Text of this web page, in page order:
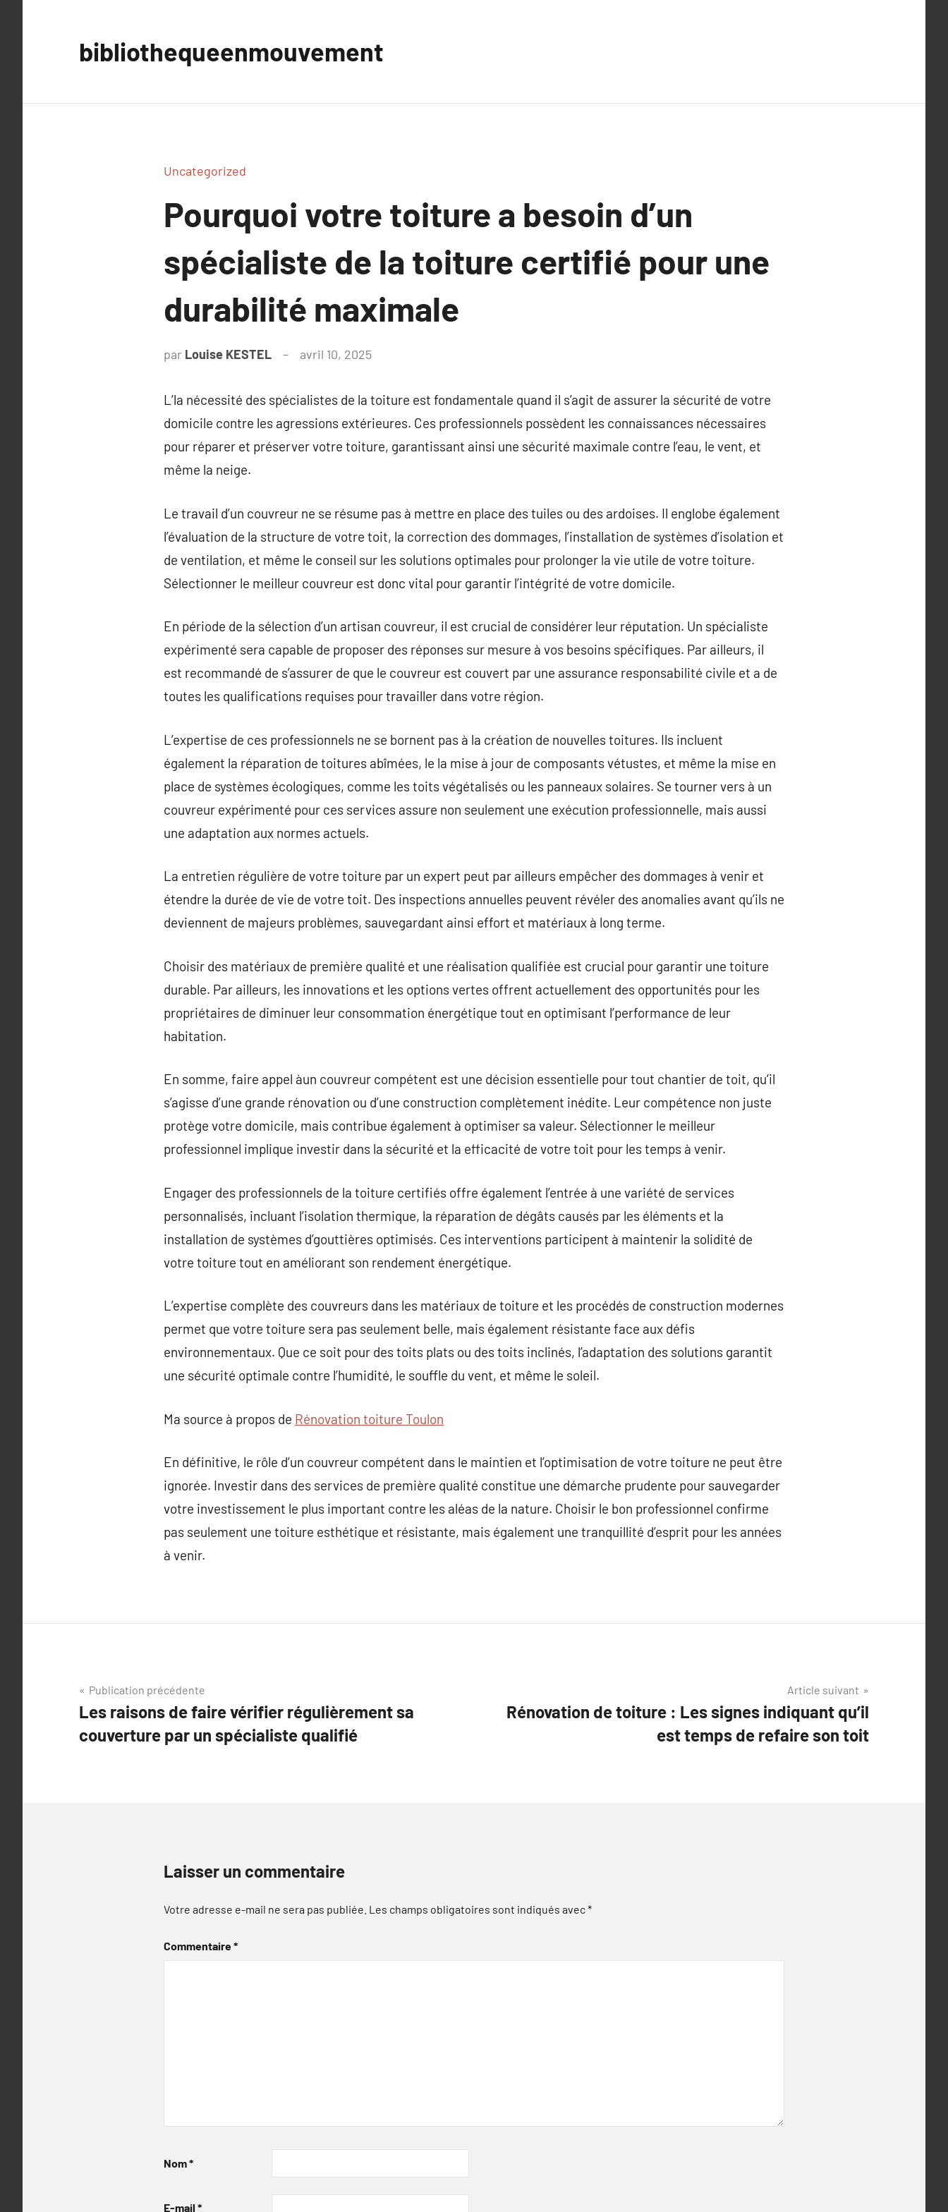
bibliothequeenmouvement
Uncategorized
Pourquoi votre toiture a besoin d’un
spécialiste de la toiture certifié pour une
durabilité maximale
par Louise KESTEL avril 10, 2025
L’la nécessité des spécialistes de la toiture est fondamentale quand il s’agit de assurer la sécurité de votre
domicile contre les agressions extérieures. Ces professionnels possèdent les connaissances nécessaires
pour réparer et préserver votre toiture, garantissant ainsi une sécurité maximale contre l’eau, le vent, et
même la neige.
Le travail d’un couvreur ne se résume pas à mettre en place des tuiles ou des ardoises. Il englobe également
l’évaluation de la structure de votre toit, la correction des dommages, l’installation de systèmes d’isolation et
de ventilation, et même le conseil sur les solutions optimales pour prolonger la vie utile de votre toiture.
Sélectionner le meilleur couvreur est donc vital pour garantir l’intégrité de votre domicile.
En période de la sélection d’un artisan couvreur, il est crucial de considérer leur réputation. Un spécialiste
expérimenté sera capable de proposer des réponses sur mesure à vos besoins spécifiques. Par ailleurs, il
est recommandé de s’assurer de que le couvreur est couvert par une assurance responsabilité civile et a de
toutes les qualifications requises pour travailler dans votre région.
L’expertise de ces professionnels ne se bornent pas à la création de nouvelles toitures. Ils incluent
également la réparation de toitures abîmées, le la mise à jour de composants vétustes, et même la mise en
place de systèmes écologiques, comme les toits végétalisés ou les panneaux solaires. Se tourner vers à un
couvreur expérimenté pour ces services assure non seulement une exécution professionnelle, mais aussi
une adaptation aux normes actuels.
La entretien régulière de votre toiture par un expert peut par ailleurs empêcher des dommages à venir et
étendre la durée de vie de votre toit. Des inspections annuelles peuvent révéler des anomalies avant qu’ils ne
deviennent de majeurs problèmes, sauvegardant ainsi effort et matériaux à long terme.
Choisir des matériaux de première qualité et une réalisation qualifiée est crucial pour garantir une toiture
durable. Par ailleurs, les innovations et les options vertes offrent actuellement des opportunités pour les
propriétaires de diminuer leur consommation énergétique tout en optimisant l’performance de leur
habitation.
En somme, faire appel àun couvreur compétent est une décision essentielle pour tout chantier de toit, qu’il
s’agisse d’une grande rénovation ou d’une construction complètement inédite. Leur compétence non juste
protège votre domicile, mais contribue également à optimiser sa valeur. Sélectionner le meilleur
professionnel implique investir dans la sécurité et la efficacité de votre toit pour les temps à venir.
Engager des professionnels de la toiture certifiés offre également l’entrée à une variété de services
personnalisés, incluant l’isolation thermique, la réparation de dégâts causés par les éléments et la
installation de systèmes d’gouttières optimisés. Ces interventions participent à maintenir la solidité de
votre toiture tout en améliorant son rendement énergétique.
L’expertise complète des couvreurs dans les matériaux de toiture et les procédés de construction modernes
permet que votre toiture sera pas seulement belle, mais également résistante face aux défis
environnementaux. Que ce soit pour des toits plats ou des toits inclinés, l’adaptation des solutions garantit
une sécurité optimale contre l’humidité, le souffle du vent, et même le soleil.
Ma source à propos de Rénovation toiture Toulon
En définitive, le rôle d’un couvreur compétent dans le maintien et l’optimisation de votre toiture ne peut être
ignorée. Investir dans des services de première qualité constitue une démarche prudente pour sauvegarder
votre investissement le plus important contre les aléas de la nature. Choisir le bon professionnel confirme
pas seulement une toiture esthétique et résistante, mais également une tranquillité d’esprit pour les années
à venir.
Navigation
de
l’article
Publication précédente
Les raisons de faire vérifier régulièrement sa
couverture par un spécialiste qualifié
Article suivant
Rénovation de toiture : Les signes indiquant qu’il
est temps de refaire son toit
Laisser un commentaire
Votre adresse e-mail ne sera pas publiée. Les champs obligatoires sont indiqués avec*
Commentaire*
Nom*
E-mail *